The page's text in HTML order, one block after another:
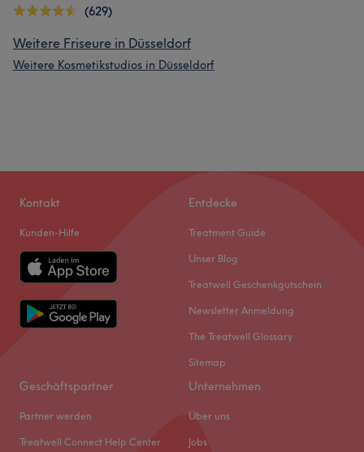
(629)
Weitere Friseure in Düsseldorf
Weitere Kosmetikstudios in Düsseldorf
Kontakt
Kunden-Hilfe
Entdecke
Treatment Guide
Unser Blog
Treatwell Geschenkgutschein
Newsletter Anmeldung
The Treatwell Glossary
Sitemap
Geschäftspartner
Partner werden
Treatwell Connect Help Center
Unternehmen
Über uns
Jobs